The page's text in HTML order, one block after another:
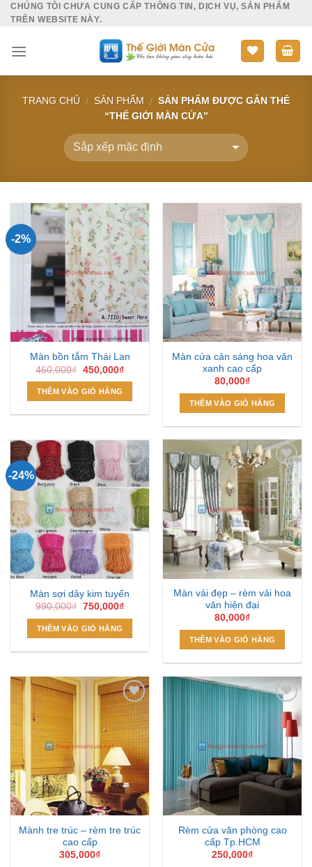
SkipCHÚNG TÔI CHƯA CUNG CẤP THÔNG TIN, DỊCH VỤ, SẢN PHẨM
TRÊN WEBSITE NÀY.
TRANG CHỦ / SẢN PHẨM / SẢN PHẨM ĐƯỢC GẮN THẺ
“THẾ GIỚI MÀN CỬA”
-2%
Add to
Wishlist
Màn bồn tắm Thái Lan
460,000₫ Giá
là:
460,000₫.
450,000₫Giá
THÊM VÀO GIỎ HÀNG
Add to
Wishlist
Màn cửa cản sáng hoa văn
xanh cao cấp
80,000₫
THÊM VÀO GIỎ HÀNG
-24%
Add to
Wishlist
Màn sợi dây kim tuyến
990,000₫ Giá
là:
990,000₫.
750,000₫Giá
THÊM VÀO GIỎ HÀNG
Add to
Wishlist
Màn vải đẹp – rèm vải hoa
văn hiện đại
80,000₫
THÊM VÀO GIỎ HÀNG
Wishlist
Mành tre trúc – rèm tre trúc
cao cấp
305,000₫
Add to
Wishlist
Rèm cửa văn phòng cao
cấp Tp.HCM
250,000₫